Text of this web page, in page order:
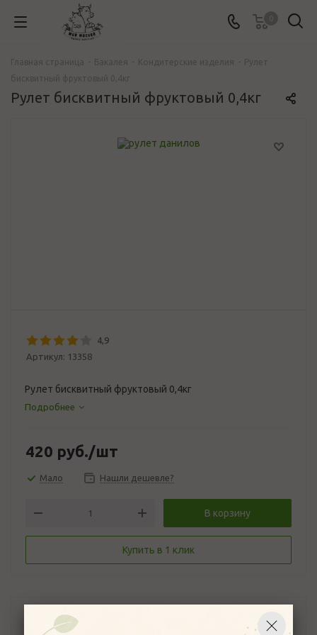
Рулет бисквитный фруктовый 0,4кг
4,9
Артикул: 13358
Рулет бисквитный фруктовый 0,4кг
Подробнее
420 руб./шт
Мало Нашли дешевле?
В корзину
Купить в 1 клик
Описание